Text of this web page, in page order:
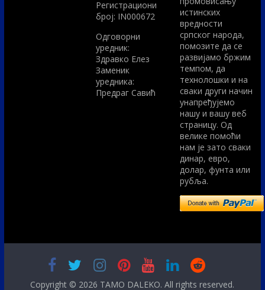
Регистрациони
број: IN000672
Одговорни
уредник:
Здравко Елез
Заменик
уредника:
Предраг Савић
истинских
вредности
српског народа,
помозите да се
развијамо бржим
темпом, да
технолошки и на
сваки други начин
унапређујемо
нашу и вашу веб
страницу. Од
велике помоћи
нам је зато сваки
динар, евро,
долар, фунта или
рубља.
Copyright © 2026 TAMO DALEKO. All rights reserved.